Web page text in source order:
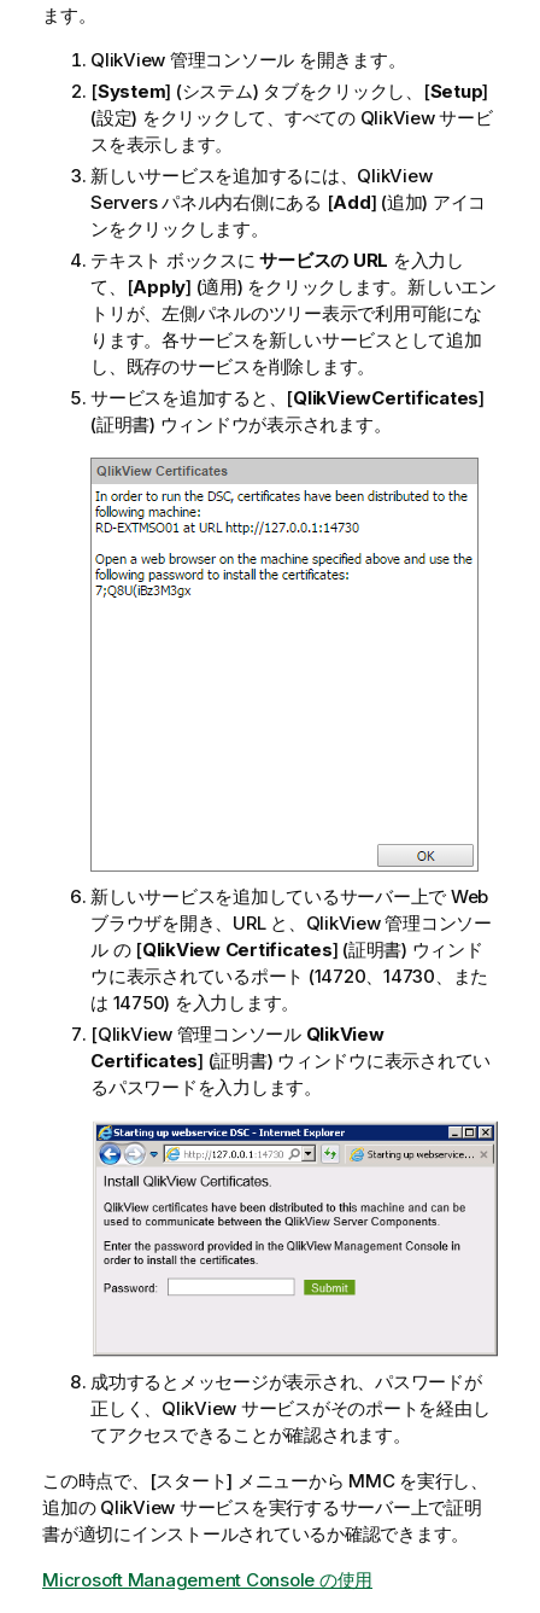
ます。
QlikView 管理コンソール を開きます。
[System] (システム) タブをクリックし、[Setup]
(設定) をクリックして、すべての QlikViewサービ
スを表示します。
新しいサービスを追加するには、 QlikView
Servers パネル内右側にある [Add] (追加) アイコ
ンをクリックします。
テキスト ボックスにサービスの URL を入力し
て、[Apply] (適用) をクリックします。新しいエン
トリが、左側パネルのツリー表示で利用可能にな
ります。各サービスを新しいサービスとして追加
し、既存のサービスを削除します。
サービスを追加すると、[QlikViewCertificates]
(証明書) ウィンドウが表示されます。
新しいサービスを追加しているサーバー上で Web
ブラウザを開き、URL と、 QlikView 管理コンソー
ルの [QlikViewCertificates] (証明書) ウィンド
ウに表示されているポート (14720、14730、また
は 14750) を入力します。
[QlikView 管理コンソール QlikView
Certificates] (証明書) ウィンドウに表示されてい
るパスワードを入力します。
成功するとメッセージが表示され、パスワードが
正しく、 QlikView サービスがそのポートを経由し
てアクセスできることが確認されます。
この時点で、[スタート] メニューから MMC を実行し、
追加の QlikView サービスを実行するサーバー上で証明
書が適切にインストールされているか確認できます。
Microsoft Management Console の使用